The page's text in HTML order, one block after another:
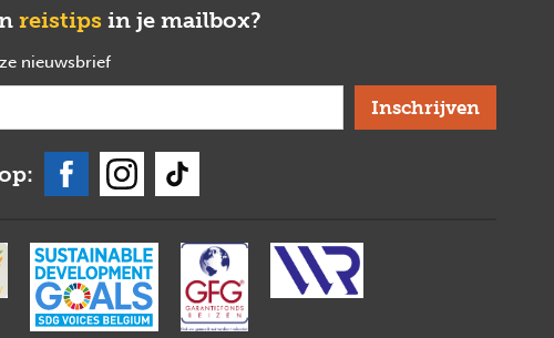
reistips in je mailbox?
nieuwsbrief